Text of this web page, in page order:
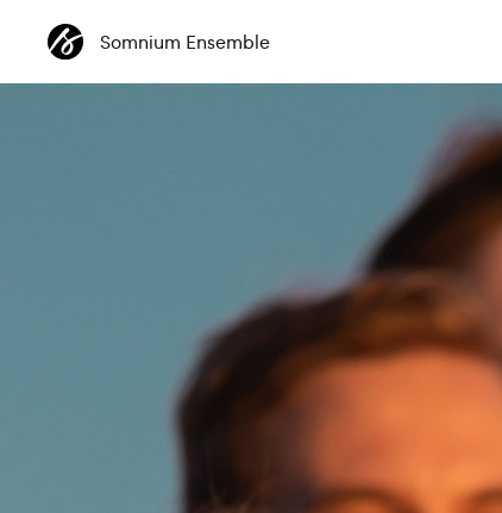
Somnium Ensemble